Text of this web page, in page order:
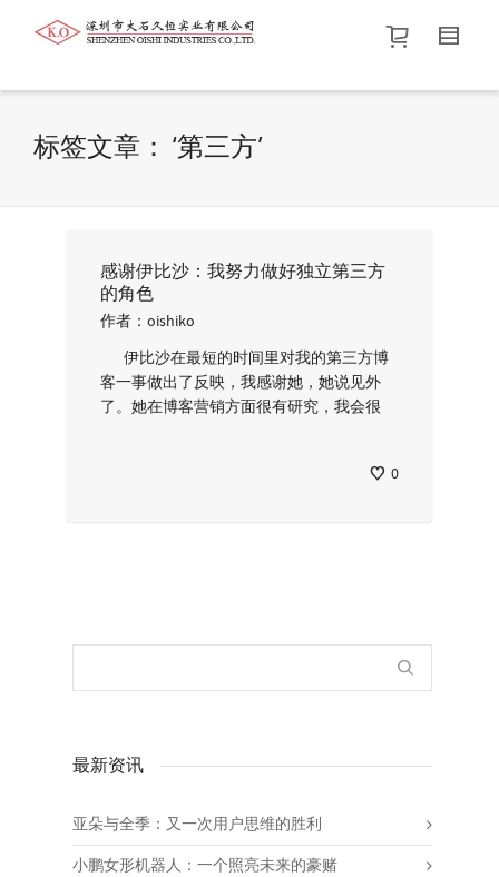
帮我查找新的衬衫尺码
价格介于
标签文章： ‘第三方’
感谢伊比沙：我努力做好独立第三方
的角色
作者： oishiko
伊比沙在最短的时间里对我的第三方博
客一事做出了反映，我感谢她，她说见外
了。她在博客营销方面很有研究，我会很
0
最新资讯
亚朵与全季：又一次用户思维的胜利
小鹏女形机器人：一个照亮未来的豪赌